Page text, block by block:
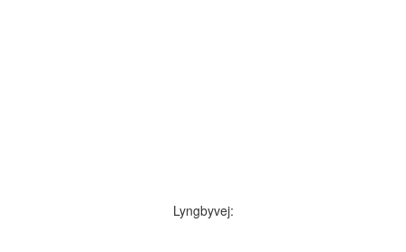
Lyngbyvej: